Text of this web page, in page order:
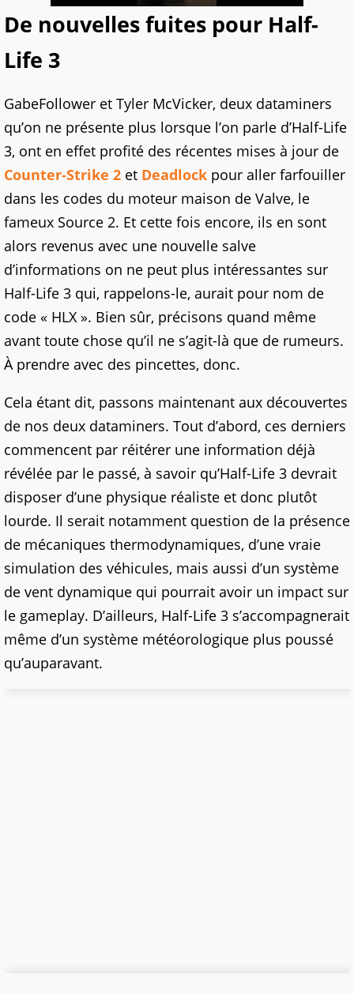
De nouvelles fuites pour Half-
Life 3
GabeFollower et Tyler McVicker, deux dataminers
qu’on ne présente plus lorsque l’on parle d’Half-Life
3, ont en effet profité des récentes mises à jour de
Counter-Strike 2 et Deadlock pour aller farfouiller
dans les codes du moteur maison de Valve, le
fameux Source 2. Et cette fois encore, ils en sont
alors revenus avec une nouvelle salve
d’informations on ne peut plus intéressantes sur
Half-Life 3 qui, rappelons-le, aurait pour nom de
code « HLX ». Bien sûr, précisons quand même
avant toute chose qu’il ne s’agit-là que de rumeurs.
À prendre avec des pincettes, donc.
Cela étant dit, passons maintenant aux découvertes
de nos deux dataminers. Tout d’abord, ces derniers
commencent par réitérer une information déjà
révélée par le passé, à savoir qu’Half-Life 3 devrait
disposer d’une physique réaliste et donc plutôt
lourde. Il serait notamment question de la présence
de mécaniques thermodynamiques, d’une vraie
simulation des véhicules, mais aussi d’un système
de vent dynamique qui pourrait avoir un impact sur
le gameplay. D’ailleurs, Half-Life 3 s’accompagnerait
même d’un système météorologique plus poussé
qu’auparavant.